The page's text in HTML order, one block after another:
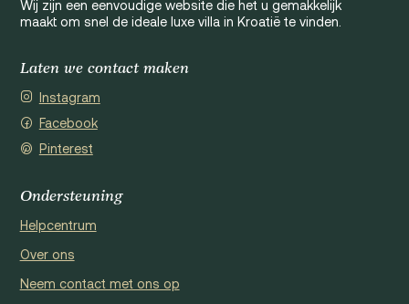
Wij zijn een eenvoudige website die het u gemakkelijk
maakt om snel de ideale luxe villa in Kroatië te vinden.
Laten we contact maken
Instagram
Facebook
Pinterest
Ondersteuning
Helpcentrum
Over ons
Neem contact met ons op